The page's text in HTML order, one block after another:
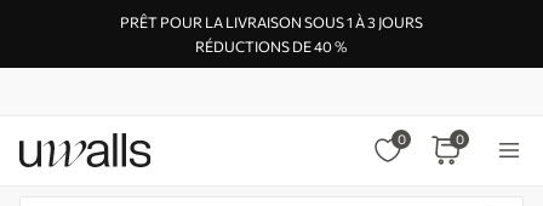
PRÊT POUR LA LIVRAISON SOUS 1 À 3 JOURS
RÉDUCTIONS DE 40 %
0 0